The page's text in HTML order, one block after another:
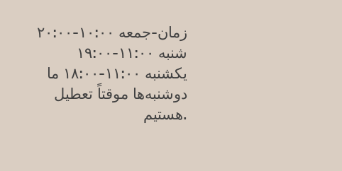
زمان-جمعه ۱۰:۰۰-۲۰:۰۰
شنبه ۱۱:۰۰-۱۹:۰۰
یکشنبه ۱۱:۰۰-۱۸:۰۰
ما
دوشنبه‌ها موقتاً تعطیل
هستیم.